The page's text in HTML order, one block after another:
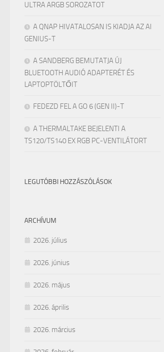
ULTRA ARGB SOROZATOT
A QNAP HIVATALOSAN IS KIADJA AZ AI
GENIUS-T
A SANDBERG BEMUTATJA ÚJ
BLUETOOTH AUDIÓ ADAPTERÉT ÉS
LAPTOPTÖLTŐIT
FEDEZD FEL A GO 6 (GEN II)-T
A THERMALTAKE BEJELENTI A
TS120/TS140 EX RGB PC-VENTILÁTORT
LEGUTÓBBI HOZZÁSZÓLÁSOK
ARCHÍVUM
2026. július
2026. június
2026. május
2026. április
2026. március